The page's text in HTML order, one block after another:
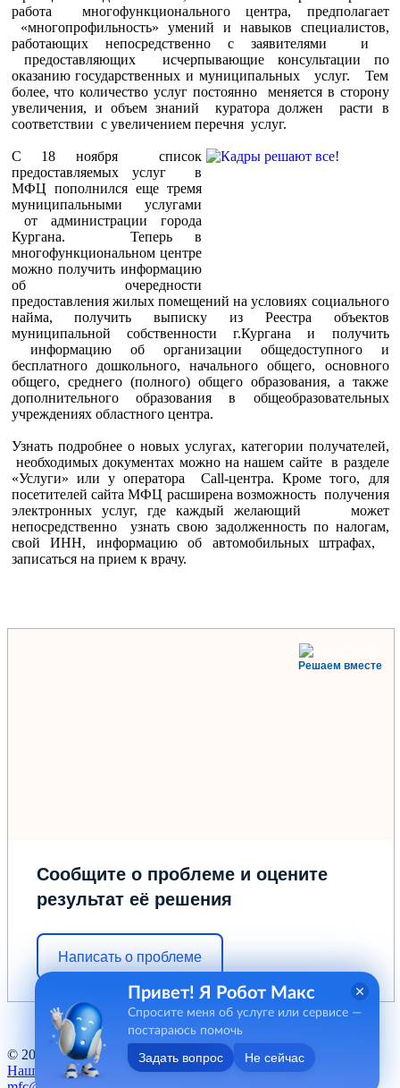
работа многофункционального центра, предполагает
«многопрофильность» умений и навыков специалистов,
работающих непосредственно с заявителями и
предоставляющих исчерпывающие консультации по
оказанию государственных и муниципальных услуг. Тем
более, что количество услуг постоянно меняется в сторону
увеличения, и объем знаний куратора должен расти в
соответствии с увеличением перечня услуг.
С 18 ноября список
предоставляемых услуг в
МФЦ пополнился еще тремя
муниципальными услугами
от администрации города
Кургана. Теперь в
многофункциональном центре
можно получить информацию
об очередности
предоставления жилых помещений на условиях социального
найма, получить выписку из Реестра объектов
муниципальной собственности г.Кургана и получить
информацию об организации общедоступного и
бесплатного дошкольного, начального общего, основного
общего, среднего (полного) общего образования, а также
дополнительного образования в общеобразовательных
учреждениях областного центра.
Узнать подробнее о новых услугах, категории получателей,
необходимых документах можно на нашем сайте в разделе
«Услуги» или у оператора Call-центра. Кроме того, для
посетителей сайта МФЦ расширена возможность получения
электронных услуг, где каждый желающий может
непосредственно узнать свою задолженность по налогам,
свой ИНН, информацию об автомобильных штрафах,
записаться на прием к врачу.
Решаем вместе
Сообщите о проблеме и оцените
результат её решения
Написать о проблеме
© 2012 - 2026 ГБУ "МФЦ" Курганской области
Наш баннер
Привет! Я Робот Макс
Спросите меня об услуге или сервисе —
постараюсь помочь
Задать вопрос Не сейчас